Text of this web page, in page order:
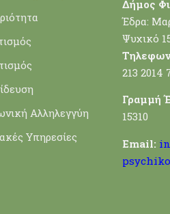
Αλληλεγγύη
Υπηρεσίες
Δήμος
Έδρα:
Ψυχικό
213 2014
Γραμμή
15310
Email: